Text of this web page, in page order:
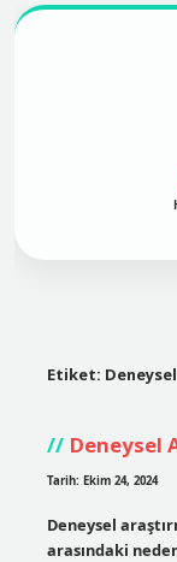
Etiket:
Deneysel
Tarih: Ekim 24, 2024
Deneysel
arasındaki